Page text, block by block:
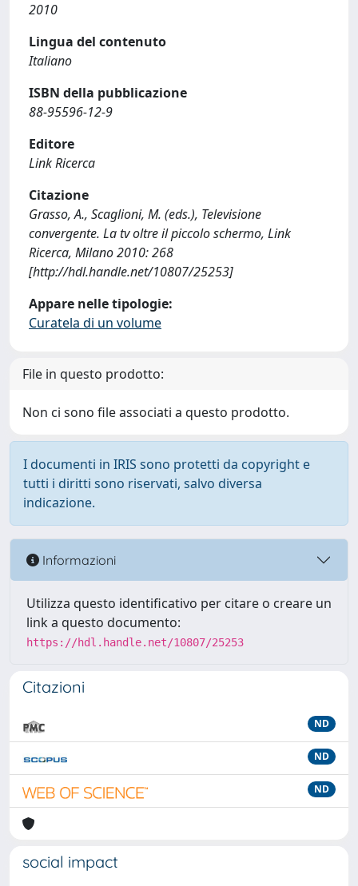
2010
Lingua del contenuto
Italiano
ISBN della pubblicazione
88-95596-12-9
Editore
Link Ricerca
Citazione
Grasso, A., Scaglioni, M. (eds.), Televisione
convergente. La tv oltre il piccolo schermo, Link
Ricerca, Milano 2010: 268
[http://hdl.handle.net/10807/25253]
Appare nelle tipologie:
Curatela di un volume
File in questo prodotto:
Non ci sono file associati a questo prodotto.
I documenti in IRIS sono protetti da copyright e
tutti i diritti sono riservati, salvo diversa
indicazione.
Informazioni
Utilizza questo identificativo per citare o creare un
link a questo documento:
https://hdl.handle.net/10807/25253
Citazioni
ND
ND
ND
social impact